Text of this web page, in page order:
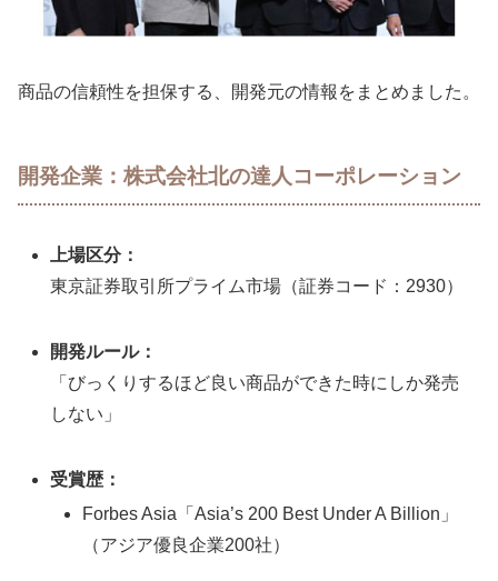
商品の信頼性を担保する、開発元の情報をまとめました。
開発企業：株式会社北の達人コーポレーション
上場区分：
東京証券取引所プライム市場（証券コード：2930）
開発ルール：
「びっくりするほど良い商品ができた時にしか発売
しない」
受賞歴：
Forbes Asia「Asia’s 200 Best Under A Billion」
（アジア優良企業200社）